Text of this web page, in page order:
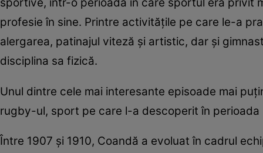
profesie în sine. Printre activitățile pe care le-a
alergarea, patinajul viteză și artistic, dar și
disciplina sa fizică.
Unul dintre cele mai interesante episoade mai
rugby-ul, sport pe care l-a descoperit în
Între 1907 și 1910, Coandă a evoluat în cadrul